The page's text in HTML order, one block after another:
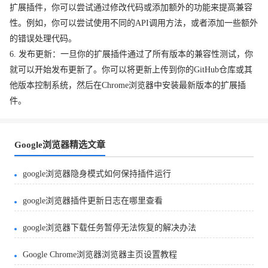
扩展插件，你可以尝试通过修改代码或添加额外的功能来提高兼容
性。例如，你可以尝试使用不同的API调用方法，或者添加一些额外
的错误处理代码。
6. 发布更新：一旦你的扩展插件通过了所有版本的兼容性测试，你
就可以开始发布更新了。你可以将更新上传到你的GitHub仓库或其
他版本控制系统，然后在Chrome浏览器中安装最新版本的扩展插
件。
Google浏览器精选文章
google浏览器隐身模式如何保持插件运行
google浏览器插件更新日志在哪里查看
google浏览器下载任务暂停无法恢复的解决办法
Google Chrome浏览器浏览器主页设置教程